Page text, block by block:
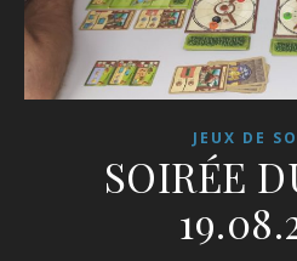
JEUX DE
SOIRÉE